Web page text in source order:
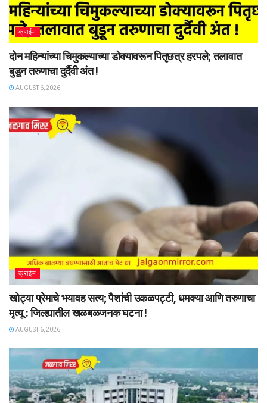
क्राईम
दोन महिन्यांच्या चिमुकल्याच्या डोक्यावरून पितृछत्र हरपले; तलावात
बुडून तरुणाचा दुर्दैवी अंत !
AUGUST 6, 2026
क्राईम
खोट्या प्रेमाचे भयावह सत्य; पैशांची उकळपट्टी, धमक्या आणि तरुणाचा
मृत्यू : जिल्ह्यातील खळबळजनक घटना !
AUGUST 6, 2026